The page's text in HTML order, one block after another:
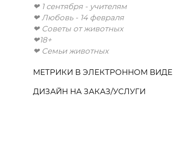
❤︎ 1 сентября - учителям
❤︎ Любовь - 14 февраля
❤︎ Советы от животных
❤︎18+
❤︎ Семьи животных
МЕТРИКИ В ЭЛЕКТРОННОМ ВИДЕ
ДИЗАЙН НА ЗАКАЗ/УСЛУГИ